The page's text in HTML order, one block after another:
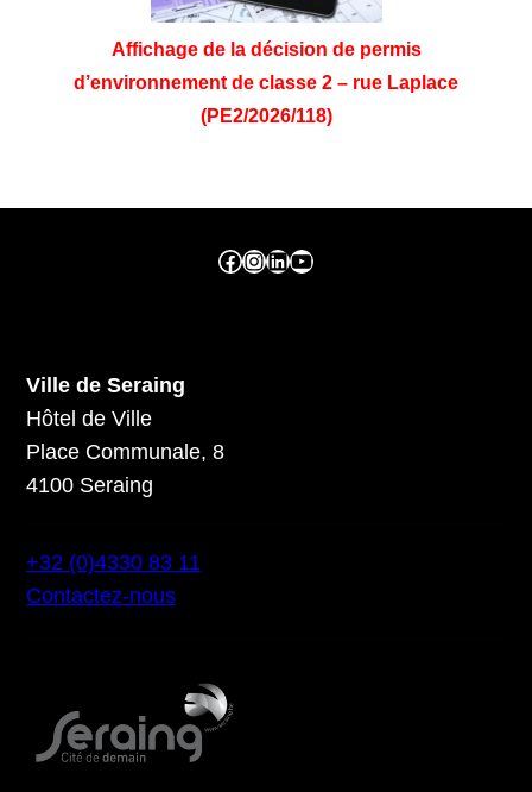
Affichage de la décision de permis
d’environnement de classe 2 – rue Laplace
(PE2/2026/118)
Facebook ville de seraing Instragram ville de seraing linkedin – ville de seraing YouTube
Ville de Seraing
Hôtel de Ville
Place Communale, 8
4100 Seraing
+32 (0)4330 83 11
Contactez-nous